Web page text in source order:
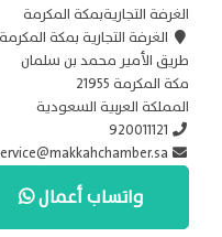
الغرفة التجاريةبمكة المكرمة
الغرفة التجارية بمكة المكرمة
طريق الأمير محمد بن سلمان
مكة المكرمة 21955
المملكة العربية السعودية
920011121
واتساب أعمال